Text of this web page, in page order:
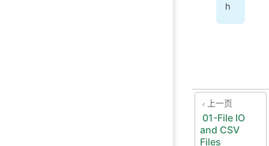
h
上一页
01-File IO
and CSV
Files